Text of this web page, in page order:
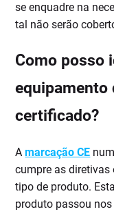
se enquadre na
tal não serão
Como posso
equipamento
certificado?
Amarcação CE
cumpre as diretivas
tipo de produto.
produto passou